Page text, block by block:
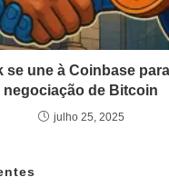
se une à Coinbase
negociação de Bitcoin
julho 25, 2025